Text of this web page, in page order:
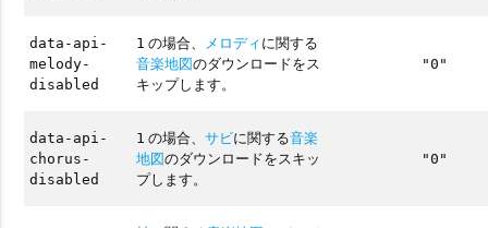
data-api-
melody-
disabled
1 の場合、 メロディに関する
音楽地図のダウンロードをス
キップします。
"0"
data-api-
chorus-
disabled
1 の場合、サビに関する音楽
地図のダウンロードをスキッ
プします。
"0"